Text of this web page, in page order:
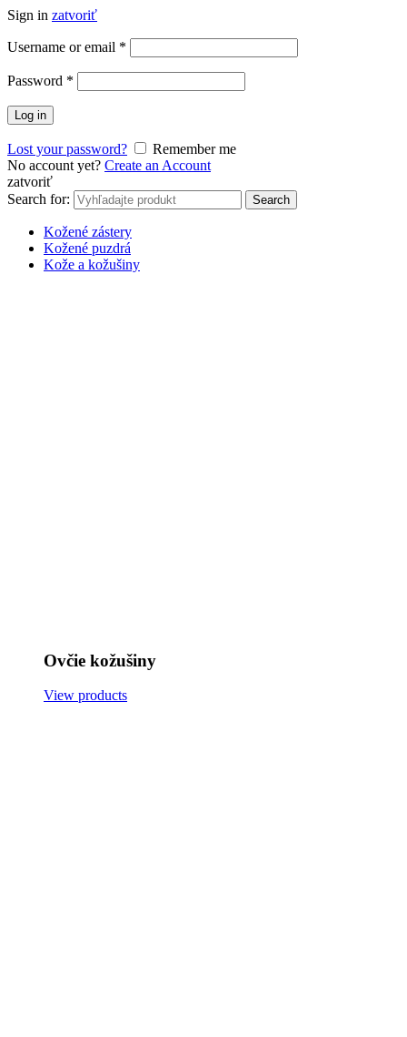
Sign in zatvoriť
Username or email *
Password *
Log in
Lost your password?
Remember me
No account yet? Create an Account
zatvoriť
Search for:
Search
Kožené zástery
Kožené puzdrá
Kože a kožušiny
Ovčie kožušiny
View products